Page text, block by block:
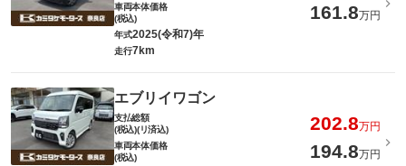
車両本体価格
(税込)
161.8万円
年式2025(令和7)年
走行7km
エブリイワゴン
支払総額
(税込)(リ済込)
202.8万円
車両本体価格
(税込)
194.8万円